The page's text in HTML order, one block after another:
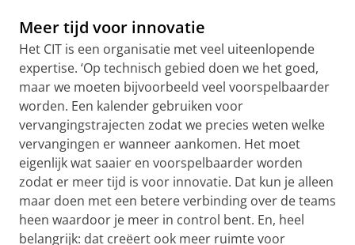
Meer tijd voor innovatie
Het CIT is een organisatie met veel uiteenlopende
expertise. ‘Op technisch gebied doen we het goed,
maar we moeten bijvoorbeeld veel voorspelbaarder
worden. Een kalender gebruiken voor
vervangingstrajecten zodat we precies weten welke
vervangingen er wanneer aankomen. Het moet
eigenlijk wat saaier en voorspelbaarder worden
zodat er meer tijd is voor innovatie. Dat kun je alleen
maar doen met een betere verbinding over de teams
heen waardoor je meer in control bent. En, heel
belangrijk: dat creëert ook meer ruimte voor